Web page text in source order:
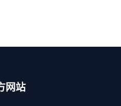
网站